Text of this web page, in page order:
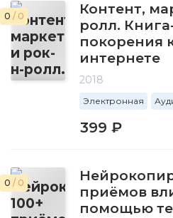
0 / 0
Контент,
ролл.
покорения
интернете
2018
Электронная
399 ₽
0 / 0
приёмов
помощью